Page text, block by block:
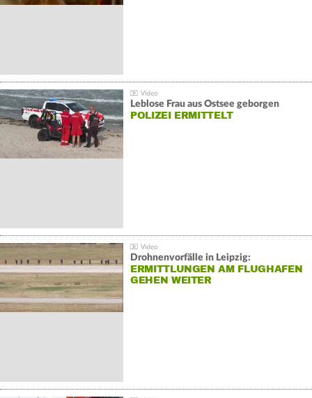
Leblose Frau aus Ostsee geborgen
POLIZEI ERMITTELT
Drohnenvorfälle in Leipzig:
ERMITTLUNGEN AM FLUGHAFEN
GEHEN WEITER